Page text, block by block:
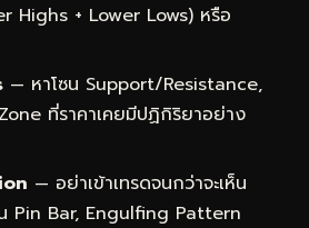
Highs + Lower Lows) หรือ
— หาโซน Support/Resistance,
ที่ราคาเคยมีปฏิกิริยาอย่าง
— อย่าเข้าเทรดจนกว่าจะเห็น
Bar, Engulfing Pattern